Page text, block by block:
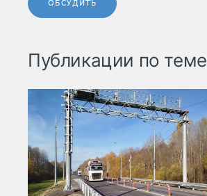
ОБСУДИТЬ
Публикации по теме